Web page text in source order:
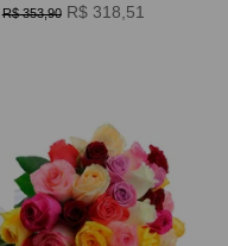
R$ 353,90 R$ 318,51